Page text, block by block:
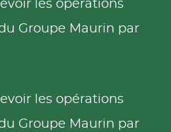
les opérations
Groupe Maurin par
les opérations
Groupe Maurin par